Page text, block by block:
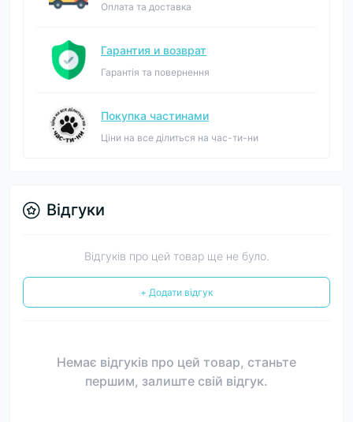
Оплата та доставка
Гарантия и возврат
Гарантія та повернення
Покупка частинами
Ціни на все ділиться на час-ти-ни
Відгуки
Відгуків про цей товар ще не було.
+ Додати відгук
Немає відгуків про цей товар, станьте
першим, залиште свій відгук.